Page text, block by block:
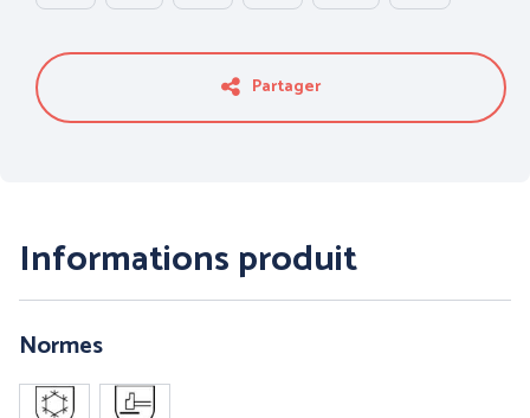
Partager
Informations produit
Normes